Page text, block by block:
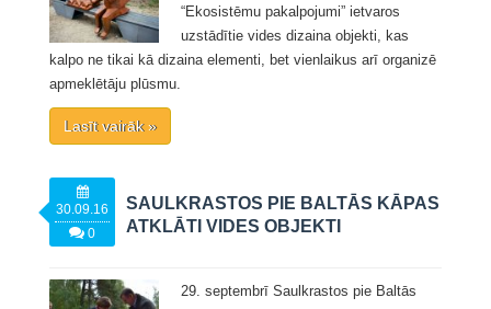
“Ekosistēmu pakalpojumi” ietvaros
uzstādītie vides dizaina objekti, kas
kalpo ne tikai kā dizaina elementi, bet vienlaikus arī organizē
apmeklētāju plūsmu.
Lasīt vairāk »
30.09.16
0
SAULKRASTOS PIE BALTĀS KĀPAS
ATKLĀTI VIDES OBJEKTI
29. septembrī Saulkrastos pie Baltās